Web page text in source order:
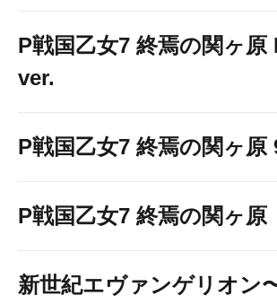
P戦国乙女7 終焉の関ヶ
ver.
P戦国乙女7 終焉の関ヶ原
P戦国乙女7 終焉の関ヶ原
新世紀エヴァンゲリオン